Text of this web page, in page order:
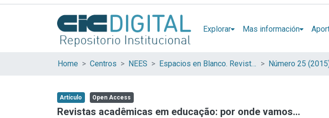
Explorar Mas información
Home Centros NEES Espacios en Blanco. Revista de Educación (Serie Indagaciones) Número 25
Artículo Open Access
Revistas acadêmicas em educação: por onde vamos...